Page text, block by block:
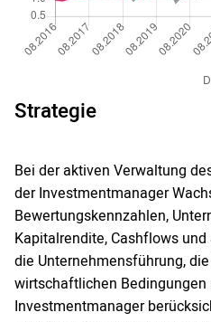
Strategie
Bei der aktiven Verwaltung
der Investmentmanager
Bewertungskennzahlen,
Kapitalrendite, Cashflows
die Unternehmensführung,
wirtschaftlichen Bedingungen
Investmentmanager